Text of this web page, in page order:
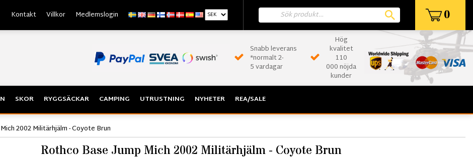
Kontakt Villkor Medlemslogin 0
Snabb leverans
*normalt 2-
5 vardagar
Hög
kvalitet
110
000 nöjda
kunder
SKOR RYGGSÄCKAR CAMPING UTRUSTNING NYHETER REA/SALE
2002 Militärhjälm - Coyote Brun
Rothco Base Jump Mich 2002 Militärhjälm - Coyote Brun